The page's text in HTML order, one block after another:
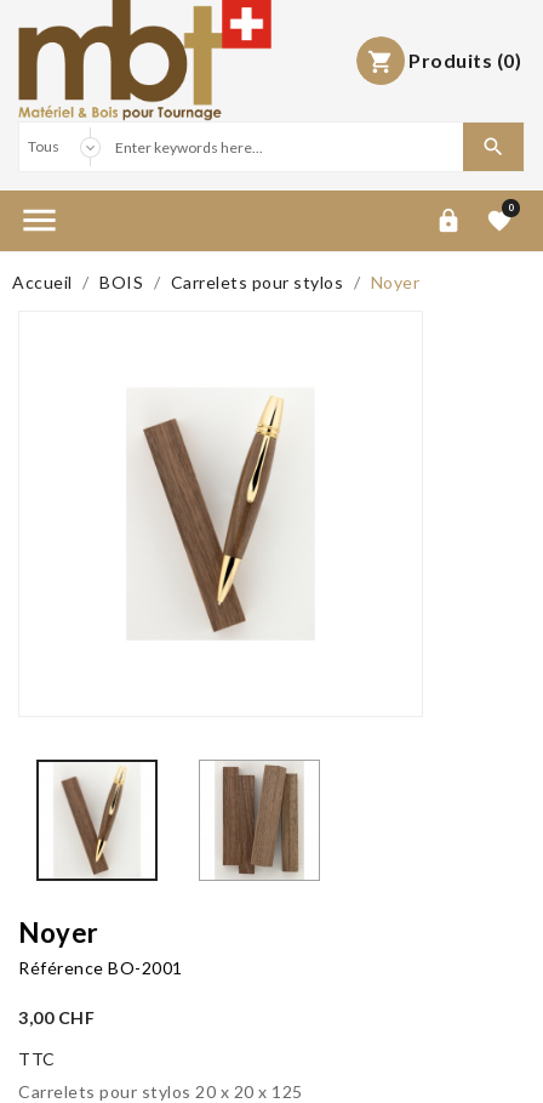
 Produits (0)

  0
Accueil BOIS Carrelets pour stylos Noyer
Noyer
Référence BO-2001
3,00 CHF
TTC
Carrelets pour stylos 20 x 20 x 125